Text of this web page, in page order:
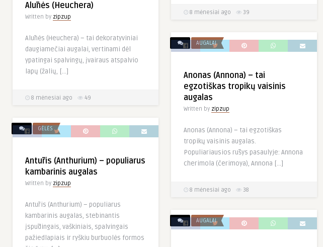
8 mėnesiai ago 39
Alūnės (Heuchera)
Written by zipzup
Alūnės (Heuchera) – tai dekoratyviniai
daugiamečiai augalai, vertinami dėl
ypatingai spalvingų, įvairaus atspalvio
lapų (žalių, […]
8 mėnesiai ago 49
AUGALAI
Anonas (Annona) – tai
egzotiškas tropikų vaisinis
augalas
Written by zipzup
Anonas (Annona) – tai egzotiškas
tropikų vaisinis augalas.
Populiariausios rūšys pasaulyje: Annona
cherimola (čerimoya), Annona […]
8 mėnesiai ago 38
GĖLĖS
Antūris (Anthurium) – populiarus
kambarinis augalas
Written by zipzup
Antūris (Anthurium) – populiarus
kambarinis augalas, stebinantis
įspūdingais, vaškiniais, spalvingais
pažiedlapiais ir ryškiu burbuolės formos
AUGALAI